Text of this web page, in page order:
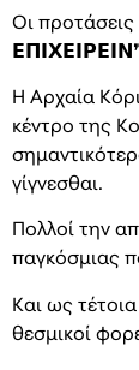
Οι
Η Αρχαία
κέντρο της
γίγνεσθαι.
Πολλοί την
παγκόσμιας
Και ως
θεσμικοί